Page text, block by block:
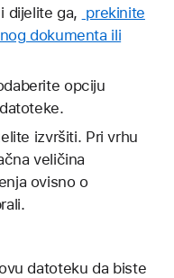
dijelite ga, prekinite
dokumenta ili
opciju
izvršiti. Pri vrhu
veličina
ovisno o
datoteku da biste